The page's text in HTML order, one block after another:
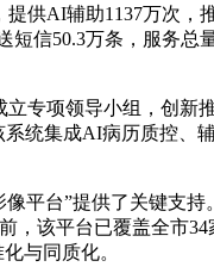
供AI辅助1137万次，
信50.3万条，服务总
专项领导小组，创新
统集成AI病历质控、
平台”提供了关键支
该平台已覆盖全市
与同质化。